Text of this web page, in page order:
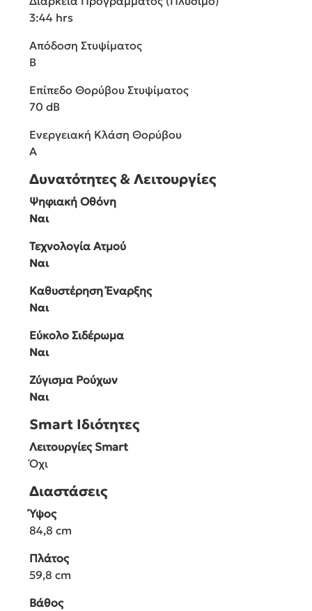
3:44 hrs
Απόδοση Στυψίματος
B
Επίπεδο Θορύβου Στυψίματος
70 dB
Ενεργειακή Κλάση Θορύβου
A
Δυνατότητες & Λειτουργίες
Ψηφιακή Οθόνη
Ναι
Τεχνολογία Ατμού
Ναι
Καθυστέρηση Έναρξης
Ναι
Εύκολο Σιδέρωμα
Ναι
Ζύγισμα Ρούχων
Ναι
Smart Ιδιότητες
Λειτουργίες Smart
Όχι
Διαστάσεις
Ύψος
84,8 cm
Πλάτος
59,8 cm
Βάθος